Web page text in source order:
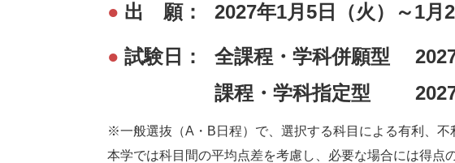
● 出 願： 2027年1月5日（火）～1月
● 試験日：
全課程・学科併願型 2027
課程・学科指定型 2027
※一般選抜（A・B日程）で、選択する科目による有利、不
本学では科目間の平均点差を考慮し、必要な場合には得点